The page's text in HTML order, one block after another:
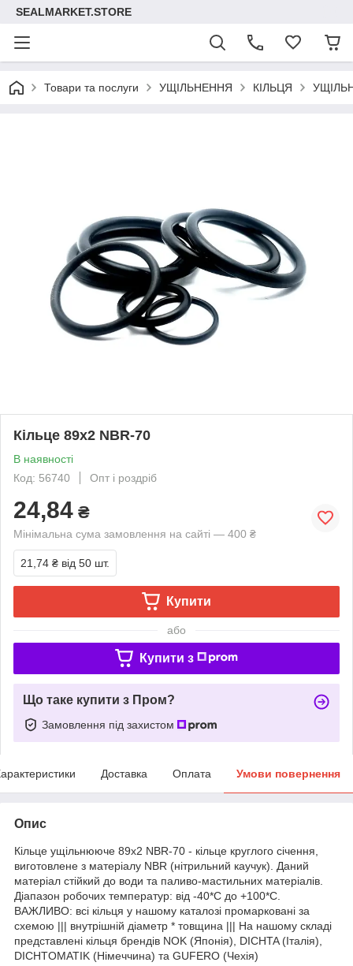
SEALMARKET.STORE
Товари та послуги УЩІЛЬНЕННЯ КІЛЬЦЯ
Кільце 89х2 NBR-70
В наявності
Код: 56740
Опт і роздріб
24,84 ₴
Мінімальна сума замовлення на сайті — 400 ₴
21,74 ₴ від 50 шт.
Купити
або
Купити з
Що таке купити з Пром?
Замовлення під захистом
Доставка Оплата Умови повернення
Опис
Кільце ущільнююче 89х2 NBR-70 - кільце круглого січення,
виготовлене з матеріалу NBR (нітрильний каучук). Даний
матеріал стійкий до води та паливо-мастильних матеріалів.
Діапазон робочих температур: від -40*С до +100*С.
ВАЖЛИВО: всі кільця у нашому каталозі промарковані за
схемою ||| внутрішній діаметр * товщина ||| На нашому складі
представлені кільця брендів NOK (Японія), DICHTA (Італія),
DICHTOMATIK (Німеччина) та GUFERO (Чехія)